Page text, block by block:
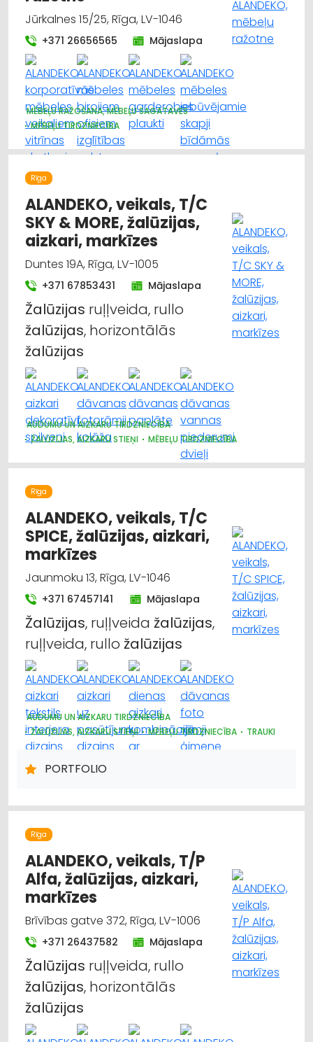
Jūrkalnes 15/25, Rīga, LV-1046
+371 26656565 Mājaslapa
MĒBEĻU RAŽOŠANA, MĒBEĻU SAGATAVES
MĒBEĻU TIRDZNIECĪBA
DIZAINS UN INTERJERS; PRIEKŠMETI UN PAKALPOJUMI
GALDNIEKU DARBI
KOKAPSTRĀDE
Rīga
ALANDEKO, veikals, T/C
SKY & MORE, žalūzijas,
aizkari, markīzes
Duntes 19A, Rīga, LV-1005
+371 67853431 Mājaslapa
Žalūzijas ruļļveida, rullo
žalūzijas, horizontālās
žalūzijas
AUDUMU UN AIZKARU TIRDZNIECĪBA
ŽALŪZIJAS, AIZKARU STIEŅI
MĒBEĻU TIRDZNIECĪBA
DIZAINS UN INTERJERS; PRIEKŠMETI UN PAKALPOJUMI
MARKĪZES
TRAUKI
APGAISMES TEHNIKAS TIRDZNIECĪBA
SUVENĪRI, DĀVANAS
Rīga
ALANDEKO, veikals, T/C
SPICE, žalūzijas, aizkari,
markīzes
Jaunmoku 13, Rīga, LV-1046
+371 67457141 Mājaslapa
Žalūzijas, ruļļveida žalūzijas,
ruļļveida, rullo žalūzijas
AUDUMU UN AIZKARU TIRDZNIECĪBA
ŽALŪZIJAS, AIZKARU STIEŅI
MĒBEĻU TIRDZNIECĪBA
TRAUKI
MARKĪZES
DIZAINS UN INTERJERS; PRIEKŠMETI UN PAKALPOJUMI
APGAISMES TEHNIKAS TIRDZNIECĪBA
PORTFOLIO
Rīga
ALANDEKO, veikals, T/P
Alfa, žalūzijas, aizkari,
markīzes
Brīvības gatve 372, Rīga, LV-1006
+371 26437582 Mājaslapa
Žalūzijas ruļļveida, rullo
žalūzijas, horizontālās
žalūzijas